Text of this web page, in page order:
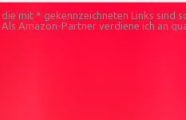
die mit * gekennzeichneten Links sind
Als Amazon-Partner verdiene ich an